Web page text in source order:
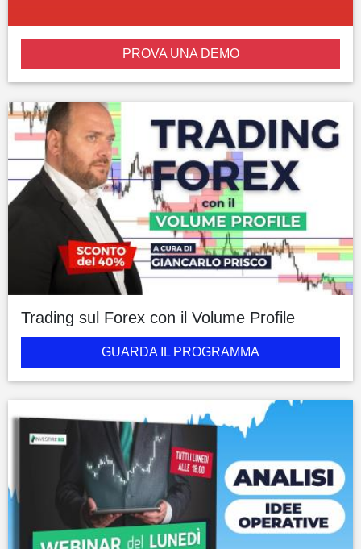
PROVA UNA DEMO
Trading sul Forex con il Volume Profile
GUARDA IL PROGRAMMA